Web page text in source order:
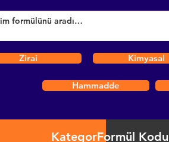
Zirai Kimyasal
Hammadde
KategoriFormül Kodu